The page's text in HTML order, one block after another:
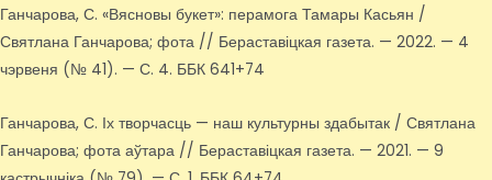
Ганчарова, С. «Вясновы букет»: перамога Тамары Касьян /
Святлана Ганчарова; фота // Бераставіцкая газета. — 2022. — 4
чэрвеня (№ 41). — С. 4. ББК 641+74
Ганчарова, С. Іх творчасць — наш культурны здабытак / Святлана
Ганчарова; фота аўтара // Бераставіцкая газета. — 2021. — 9